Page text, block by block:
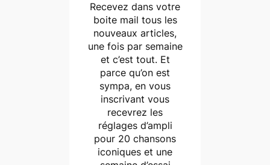
Recevez dans votre
boite mail tous les
nouveaux articles,
une fois par semaine
et c’est tout. Et
parce qu’on est
sympa, en vous
inscrivant vous
recevrez les
réglages d’ampli
pour 20 chansons
iconiques et une